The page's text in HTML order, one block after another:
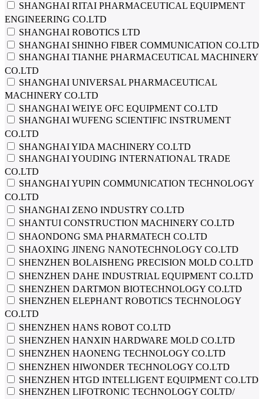
SHANGHAI RITAI PHARMACEUTICAL EQUIPMENT
ENGINEERING CO.LTD
SHANGHAI ROBOTICS LTD
SHANGHAI SHINHO FIBER COMMUNICATION CO.LTD
SHANGHAI TIANHE PHARMACEUTICAL MACHINERY
CO.LTD
SHANGHAI UNIVERSAL PHARMACEUTICAL
MACHINERY CO.LTD
SHANGHAI WEIYE OFC EQUIPMENT CO.LTD
SHANGHAI WUFENG SCIENTIFIC INSTRUMENT
CO.LTD
SHANGHAI YIDA MACHINERY CO.LTD
SHANGHAI YOUDING INTERNATIONAL TRADE
CO.LTD
SHANGHAI YUPIN COMMUNICATION TECHNOLOGY
CO.LTD
SHANGHAI ZENO INDUSTRY CO.LTD
SHANTUI CONSTRUCTION MACHINERY CO.LTD
SHAONDONG SMA PHARMATECH CO.LTD
SHAOXING JINENG NANOTECHNOLOGY CO.LTD
SHENZHEN BOLAISHENG PRECISION MOLD CO.LTD
SHENZHEN DAHE INDUSTRIAL EQUIPMENT CO.LTD
SHENZHEN DARTMON BIOTECHNOLOGY CO.LTD
SHENZHEN ELEPHANT ROBOTICS TECHNOLOGY
CO.LTD
SHENZHEN HANS ROBOT CO.LTD
SHENZHEN HANXIN HARDWARE MOLD CO.LTD
SHENZHEN HAONENG TECHNOLOGY CO.LTD
SHENZHEN HIWONDER TECHNOLOGY CO.LTD
SHENZHEN HTGD INTELLIGENT EQUIPMENT CO.LTD
SHENZHEN LIFOTRONIC TECHNOLOGY COLTD/